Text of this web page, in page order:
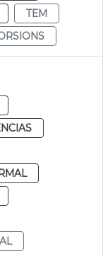
TEM